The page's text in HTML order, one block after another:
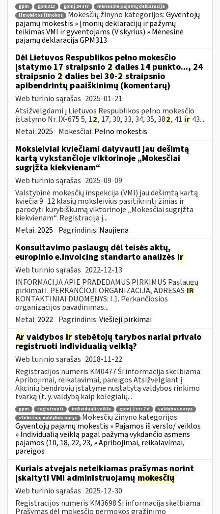
gpm gpm313 gpmį 24 str
mėnesinė pajamų deklaracija
išmokėtos išmokos
Mokesčių žinyno kategorijos:Gyventojų
pajamų mokestis » Įmonių deklaracijų ir pažymų
teikimas VMI ir gyventojams (V skyrius) » Mėnesinė
pajamų deklaracija GPM313
Dėl Lietuvos Respublikos pelno mokesčio
įstatymo 17 straipsnio 2 dalies 14 punkto..., 24
straipsnio 2 dalies bei 30-2 straipsnio
apibendrintų paaiškinimų (komentarų)
Web turinio sąrašas 2025-01-21
Atsižvelgdami į Lietuvos Respublikos pelno mokesčio
įstatymo Nr. IX-675 5, 12, 17, 30, 33, 34, 35, 382, 41 ir 43...
Metai: 2025 Mokesčiai: Pelno mokestis
Moksleiviai kviečiami dalyvauti jau dešimtą
kartą vykstančioje viktorinoje „Mokesčiai
sugrįžta kiekvienam“
Web turinio sąrašas 2025-09-09
Valstybinė mokesčių inspekcija (VMI) jau dešimtą kartą
kviečia 9−12 klasių moksleivius pasitikrinti žinias ir
parodyti kūrybiškumą viktorinoje „Mokesčiai sugrįžta
kiekvienam“. Registracija į...
Metai: 2025 Pagrindinis: Naujiena
Konsultavimo paslaugų dėl teisės aktų,
europinio e.Invoicing standarto analizės ir
Web turinio sąrašas 2022-12-13
INFORMACIJA APIE PRADEDAMUS PIRKIMUS Paslaugų
pirkimai I. PERKANČIOJI ORGANIZACIJA, ADRESAS IR
KONTAKTINIAI DUOMENYS: I.1. Perkančiosios
organizacijos pavadinimas...
Metai: 2022 Pagrindinis:Viešieji pirkimai
Ar valdybos ir stebėtojų tarybos nariai privalo
registruoti individualią veiklą?
Web turinio sąrašas 2018-11-22
Registracijos numeris KM0477 Ši informacija skelbiama:
Apribojimai, reikalavimai, pareigos Atsižvelgiant į
Akcinių bendrovių įstatyme nustatytą valdybos rinkimo
tvarką (t. y. valdybą kaip kolegialų...
gpm registruoti individuali veikla gpmį 2 str 7 d
valdybos narys
stebėtojų valdybos narys
Mokesčių žinyno kategorijos:
Gyventojų pajamų mokestis » Pajamos iš verslo/ veiklos
» Individualią veiklą pagal pažymą vykdančio asmens
pajamos (10, 18, 22, 23, » Apribojimai, reikalavimai,
pareigos
Kuriais atvejais neteikiamas prašymas norint
įskaityti VMI administruojamų mokesčių
Web turinio sąrašas 2025-12-30
Registracijos numeris KM3698 Ši informacija skelbiama:
Prašymas dėl mokesčio permokos grąžinimo